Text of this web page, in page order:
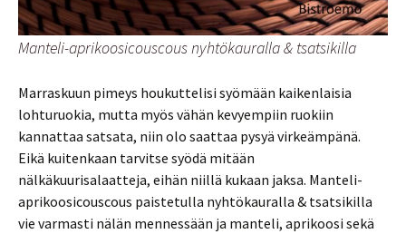
Manteli-aprikoosicouscous nyhtökauralla & tsatsikilla
Marraskuun pimeys houkuttelisi syömään kaikenlaisia
lohturuokia, mutta myös vähän kevyempiin ruokiin
kannattaa satsata, niin olo saattaa pysyä virkeämpänä.
Eikä kuitenkaan tarvitse syödä mitään
nälkäkuurisalaatteja, eihän niillä kukaan jaksa. Manteli-
aprikoosicouscous paistetulla nyhtökauralla & tsatsikilla
vie varmasti nälän mennessään ja manteli, aprikoosi sekä